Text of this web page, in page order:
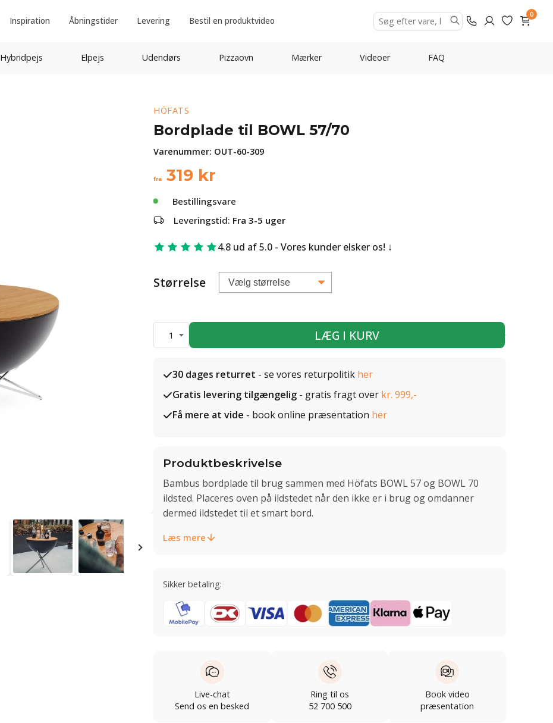
Inspiration Åbningstider Levering Bestil en produktvideo
0
Hybridpejs Elpejs Udendørs Pizzaovn Mærker Videoer FAQ
HÖFATS
Bordplade til BOWL 57/70
Varenummer: OUT-60-309
fra 319 kr
Bestillingsvare
Leveringstid: Fra 3-5 uger
4.8 ud af 5.0 - Vores kunder elsker os!
Størrelse
1 LÆG I KURV
30 dages returret - se vores returpolitik her
Gratis levering tilgængelig - gratis fragt over kr. 999,-
Få mere at vide - book online præsentation her
Produktbeskrivelse
Bambus bordplade til brug sammen med Höfats BOWL 57 og BOWL 70
ildsted. Placeres oven på ildstedet når den ikke er i brug og omdanner
dermed ildstedet til et smart bord.
Læs mere
Sikker betaling:
Live-chat
Send os en besked
Ring til os
52 700 500
Book video
præsentation